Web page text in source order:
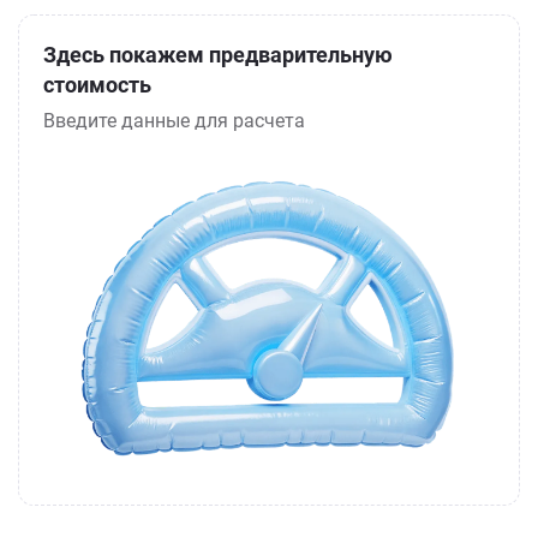
Здесь покажем предварительную
стоимость
Введите данные для расчета